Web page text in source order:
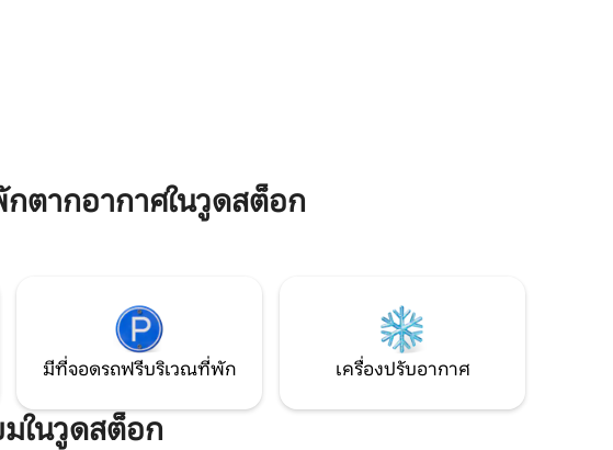
ตากอากาศในวูดสต็อก
มีที่จอดรถฟรีบริเวณที่พัก เครื่องปรับอากาศ
ในวูดสต็อก